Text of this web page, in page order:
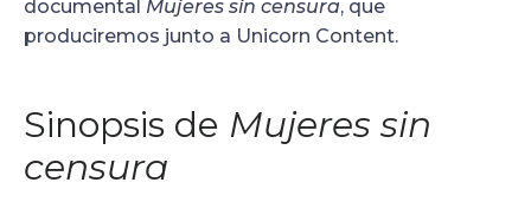
documental Mujeres sin censura, que
produciremos junto a Unicorn Content.
Sinopsis de Mujeres sin
censura